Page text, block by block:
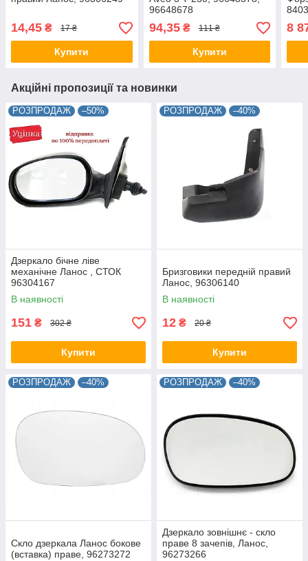
14,45 ₴ 17 ₴
Купити
96648678
94,35₴ 111 ₴
Купити
8
Акційні пропозиції та новинки
РОЗПРОДАЖ –50%
Дзеркало бічне ліве
механічне Ланос , СТОК
96304167
В наявності
151 ₴ 302 ₴
Купити
РОЗПРОДАЖ –40%
Бризговики передній правий
Ланос, 96306140
В наявності
12 ₴ 20 ₴
Купити
РОЗПРОДАЖ –40%
Скло дзеркала Ланос бокове
(вставка) праве, 96273272
РОЗПРОДАЖ –40%
Дзеркало зовнішнє - скло
праве 8 зачепів, Ланос,
96273266